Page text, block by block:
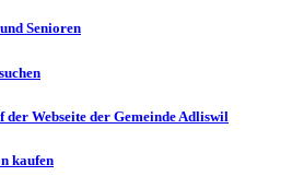
Senioren
der Webseite der Gemeinde Adliswil
kaufen